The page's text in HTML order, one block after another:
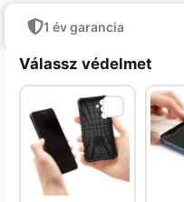
1 év garancia
Válassz védelmet